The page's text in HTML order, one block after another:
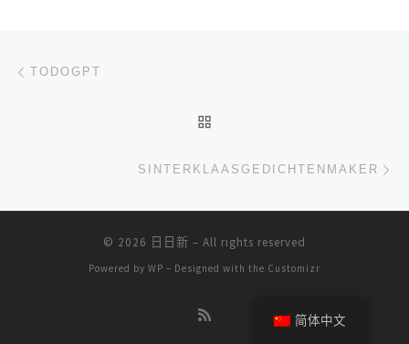
文章导航
TODOGPT
SINTERKLAASGEDICHTENMAKER
© 2026 日日新 – All rights reserved
Powered by WP – Designed with the Customizr
简体中文